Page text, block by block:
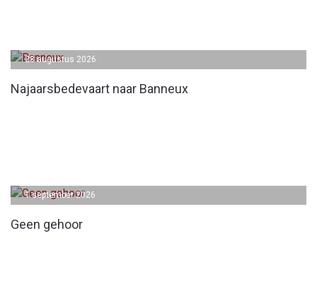
Najaarsbedevaart naar Banneux
28 augustus 2026
Geen gehoor
1 september 2026